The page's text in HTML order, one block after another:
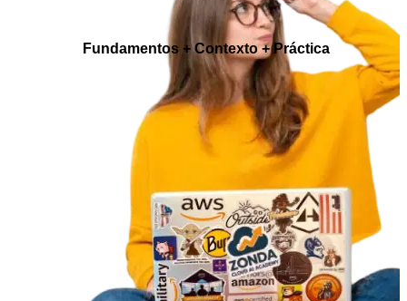
Fundamentos + Contexto + Práctica